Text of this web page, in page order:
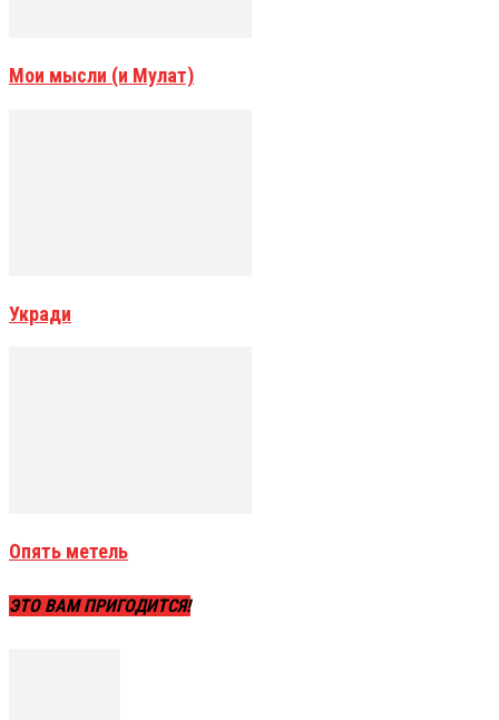
Мои мысли (и Мулат)
Укради
Опять метель
ЭТО ВАМ ПРИГОДИТСЯ!